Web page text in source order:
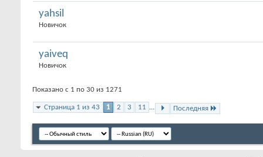
yahsil
Новичок
yaiveq
Новичок
Показано с 1 по 30 из 1271
Страница 1 из 43 1 2 3 11 ... Последняя